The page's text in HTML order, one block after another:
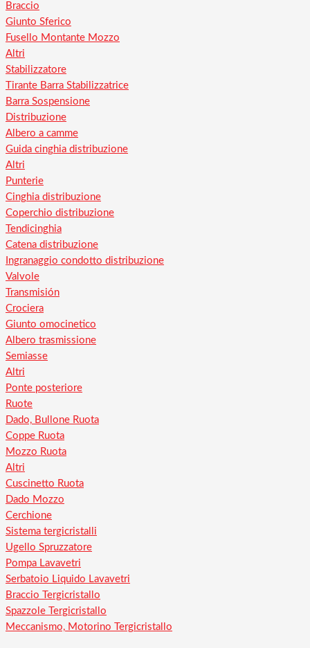
Braccio
Giunto Sferico
Fusello Montante Mozzo
Altri
Stabilizzatore
Tirante Barra Stabilizzatrice
Barra Sospensione
Distribuzione
Albero a camme
Guida cinghia distribuzione
Altri
Punterie
Cinghia distribuzione
Coperchio distribuzione
Tendicinghia
Catena distribuzione
Ingranaggio condotto distribuzione
Valvole
Transmisión
Crociera
Giunto omocinetico
Albero trasmissione
Semiasse
Altri
Ponte posteriore
Ruote
Dado, Bullone Ruota
Coppe Ruota
Mozzo Ruota
Altri
Cuscinetto Ruota
Dado Mozzo
Cerchione
Sistema tergicristalli
Ugello Spruzzatore
Pompa Lavavetri
Serbatoio Liquido Lavavetri
Braccio Tergicristallo
Spazzole Tergicristallo
Meccanismo, Motorino Tergicristallo